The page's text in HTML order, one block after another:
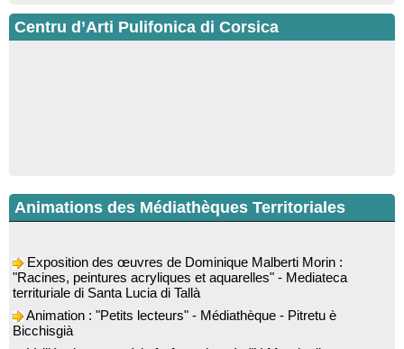
Centru d’Arti Pulifonica di Corsica
Animations des Médiathèques Territoriales
"Racines, peintures acryliques et aquarelles" - Mediateca
territuriale di Santa Lucia di Tallà
Bicchisgià
Veillée de contes à la forêt enchantée "U Mondu ditu